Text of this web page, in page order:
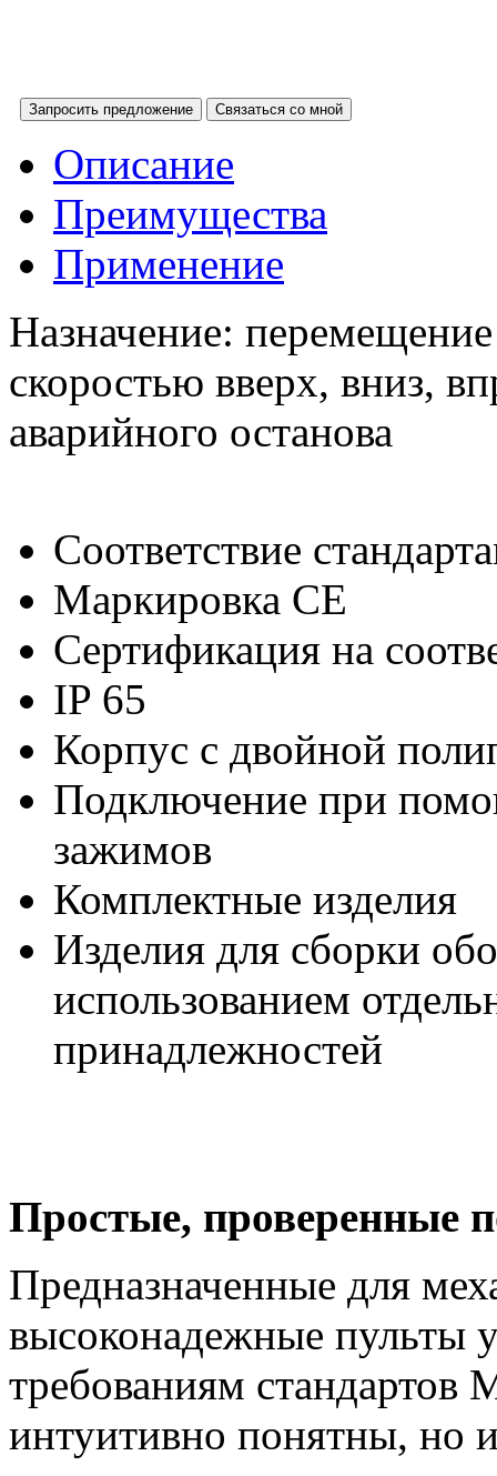
Запросить предложение Связаться со мной
Описание
Преимущества
Применение
Назначение:
скоростью вверх, вниз,
аварийного останова
Соответствие
Маркировка CE
Сертификация на
IP 65
Корпус с двойной
Подключение при
зажимов
Комплектные изделия
Изделия для сборки
использованием
принадлежностей
Простые, проверенные
Предназначенные для
высоконадежные пульты
требованиям
интуитивно понятны, но